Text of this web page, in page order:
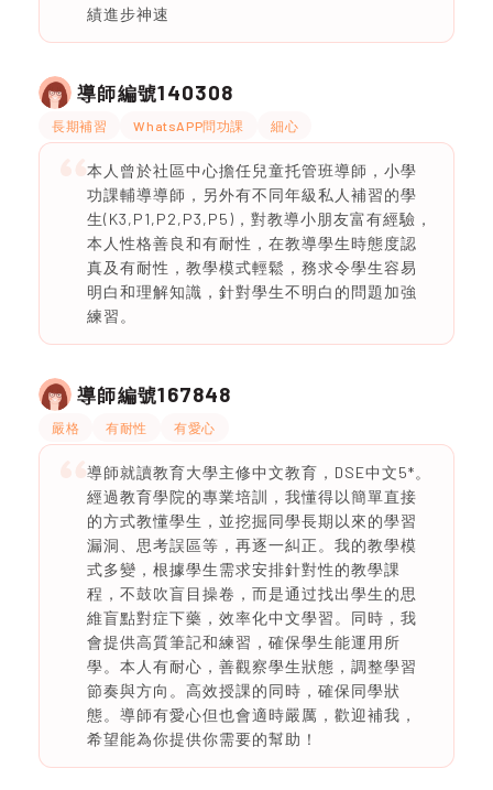
績進步神速
導師編號140308
長期補習 WhatsAPP問功課 細心
本人曾於社區中心擔任兒童托管班導師，小學
功課輔導導師，另外有不同年級私人補習的學
生(K3,P1,P2,P3,P5)，對教導小朋友富有經驗，
本人性格善良和有耐性，在教導學生時態度認
真及有耐性，教學模式輕鬆，務求令學生容易
明白和理解知識，針對學生不明白的問題加強
練習。
導師編號167848
嚴格 有耐性 有愛心
導師就讀教育大學主修中文教育，DSE中文5*。
經過教育學院的專業培訓，我懂得以簡單直接
的方式教懂學生，並挖掘同學長期以來的學習
漏洞、思考誤區等，再逐一糾正。我的教學模
式多變，根據學生需求安排針對性的教學課
程，不鼓吹盲目操卷，而是通过找出學生的思
維盲點對症下藥，效率化中文學習。同時，我
會提供高質筆記和練習，確保學生能運用所
學。本人有耐心，善觀察學生狀態，調整學習
節奏與方向。高效授課的同時，確保同學狀
態。導師有愛心但也會適時嚴厲，歡迎補我，
希望能為你提供你需要的幫助！